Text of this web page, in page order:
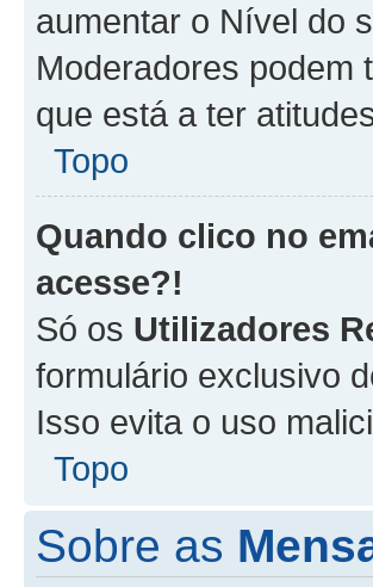
aumentar o Nível do
Moderadores podem
que está a ter
Topo
Quando clico no
acesse?!
Só os Utilizadores
formulário exclusivo
Isso evita o uso
Topo
Sobre as